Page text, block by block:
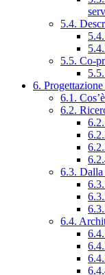
5.4.
5.5. Co-
6.
6.1.
6.2.
6.3. Dalla
6.4.